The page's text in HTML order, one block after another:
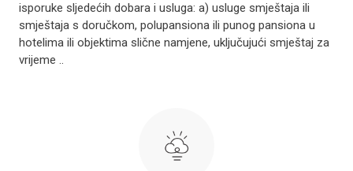
isporuke sljedećih dobara i usluga: a) usluge smještaja ili
smještaja s doručkom, polupansiona ili punog pansiona u
hotelima ili objektima slične namjene, uključujući smještaj za
vrijeme ..